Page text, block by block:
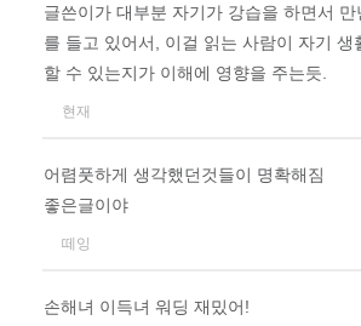
글쓴이가 대부분 자기가 강습을 하면서 만
를 들고 있어서, 이걸 읽는 사람이 자기 생
할 수 있는지가 이해에 영향을 주는듯.
현재
어렴풋하게 생각했던것들이 명확해짐
좋은글이야
떼잉
손해녀 이득녀 워딩 재밌어!